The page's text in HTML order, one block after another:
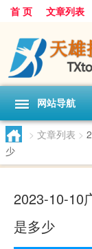
首 页 文章列表
网站导航
> 文章列表 >
少
2023-10-10
是多少